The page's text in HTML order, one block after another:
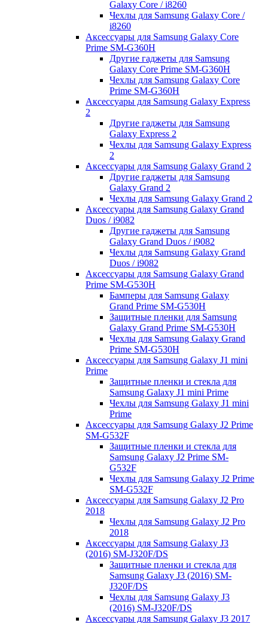
Galaxy Core / i8260
Чехлы для Samsung Galaxy Core /
i8260
Аксессуары для Samsung Galaxy Core
Prime SM-G360H
Другие гаджеты для Samsung
Galaxy Core Prime SM-G360H
Чехлы для Samsung Galaxy Core
Prime SM-G360H
Аксессуары для Samsung Galaxy Express
2
Другие гаджеты для Samsung
Galaxy Express 2
Чехлы для Samsung Galaxy Express
2
Аксессуары для Samsung Galaxy Grand 2
Другие гаджеты для Samsung
Galaxy Grand 2
Чехлы для Samsung Galaxy Grand 2
Аксессуары для Samsung Galaxy Grand
Duos / i9082
Другие гаджеты для Samsung
Galaxy Grand Duos / i9082
Чехлы для Samsung Galaxy Grand
Duos / i9082
Аксессуары для Samsung Galaxy Grand
Prime SM-G530H
Бамперы для Samsung Galaxy
Grand Prime SM-G530H
Защитные пленки для Samsung
Galaxy Grand Prime SM-G530H
Чехлы для Samsung Galaxy Grand
Prime SM-G530H
Аксессуары для Samsung Galaxy J1 mini
Prime
Защитные пленки и стекла для
Samsung Galaxy J1 mini Prime
Чехлы для Samsung Galaxy J1 mini
Prime
Аксессуары для Samsung Galaxy J2 Prime
SM-G532F
Защитные пленки и стекла для
Samsung Galaxy J2 Prime SM-
G532F
Чехлы для Samsung Galaxy J2 Prime
SM-G532F
Аксессуары для Samsung Galaxy J2 Pro
2018
Чехлы для Samsung Galaxy J2 Pro
2018
Аксессуары для Samsung Galaxy J3
(2016) SM-J320F/DS
Защитные пленки и стекла для
Samsung Galaxy J3 (2016) SM-
J320F/DS
Чехлы для Samsung Galaxy J3
(2016) SM-J320F/DS
Аксессуары для Samsung Galaxy J3 2017